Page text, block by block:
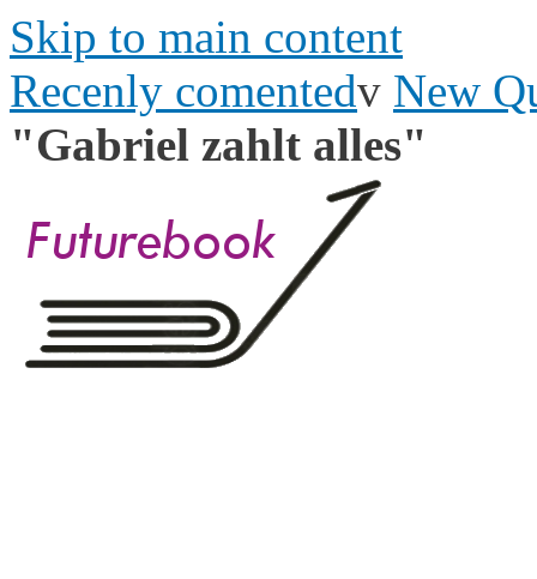
Skip to main content
Recenly comentedv New
"Gabriel zahlt alles"